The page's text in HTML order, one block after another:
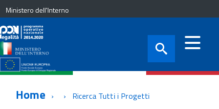
Ministero dell'Interno
Home Ricerca Tutti i Progetti